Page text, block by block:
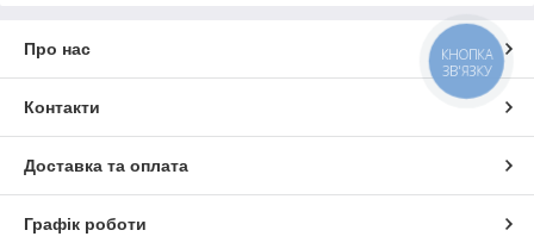
Про нас
Контакти
Доставка та оплата
Графік роботи
КНОПКА
ЗВ'ЯЗКУ